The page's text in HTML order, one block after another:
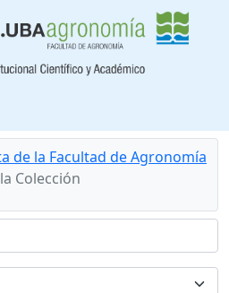
de la Facultad de Agronomía
Colección